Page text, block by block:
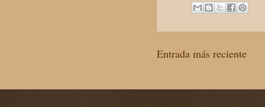
Entrada más reciente